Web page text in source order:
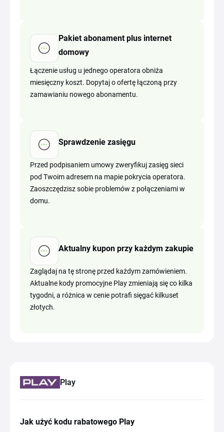
Pakiet abonament plus internet
domowy
Łączenie usług u jednego operatora obniża
miesięczny koszt. Dopytaj o ofertę łączoną przy
zamawianiu nowego abonamentu.
Sprawdzenie zasięgu
Przed podpisaniem umowy zweryfikuj zasięg sieci
pod Twoim adresem na mapie pokrycia operatora.
Zaoszczędzisz sobie problemów z połączeniami w
domu.
Aktualny kupon przy każdym zakupie
Zaglądaj na tę stronę przed każdym zamówieniem.
Aktualne kody promocyjne Play zmieniają się co kilka
tygodni, a różnica w cenie potrafi sięgać kilkuset
złotych.
Play
Jak użyć kodu rabatowego Play